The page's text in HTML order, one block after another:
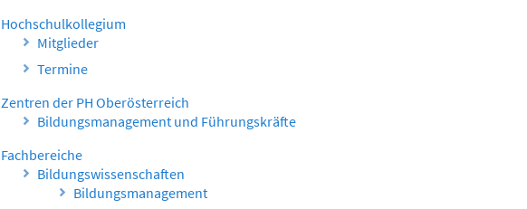
Hochschulkollegium
Mitglieder
Termine
Zentren der PH Oberösterreich
Bildungsmanagement und Führungskräfte
Fachbereiche
Bildungswissenschaften
Bildungsmanagement